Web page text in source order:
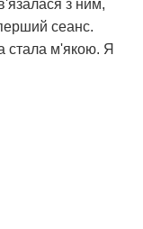
з ним,
сеанс.
стала м'якою. Я
Дмитра і
Як це
не змогли
і за такий
що мені
гроші не купиш.